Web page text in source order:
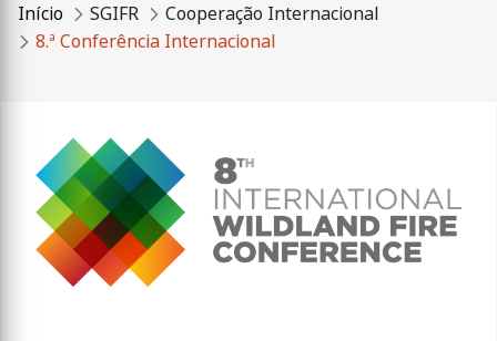
Início SGIFR
Cooperação Internacional
8.ª Conferência Internacional